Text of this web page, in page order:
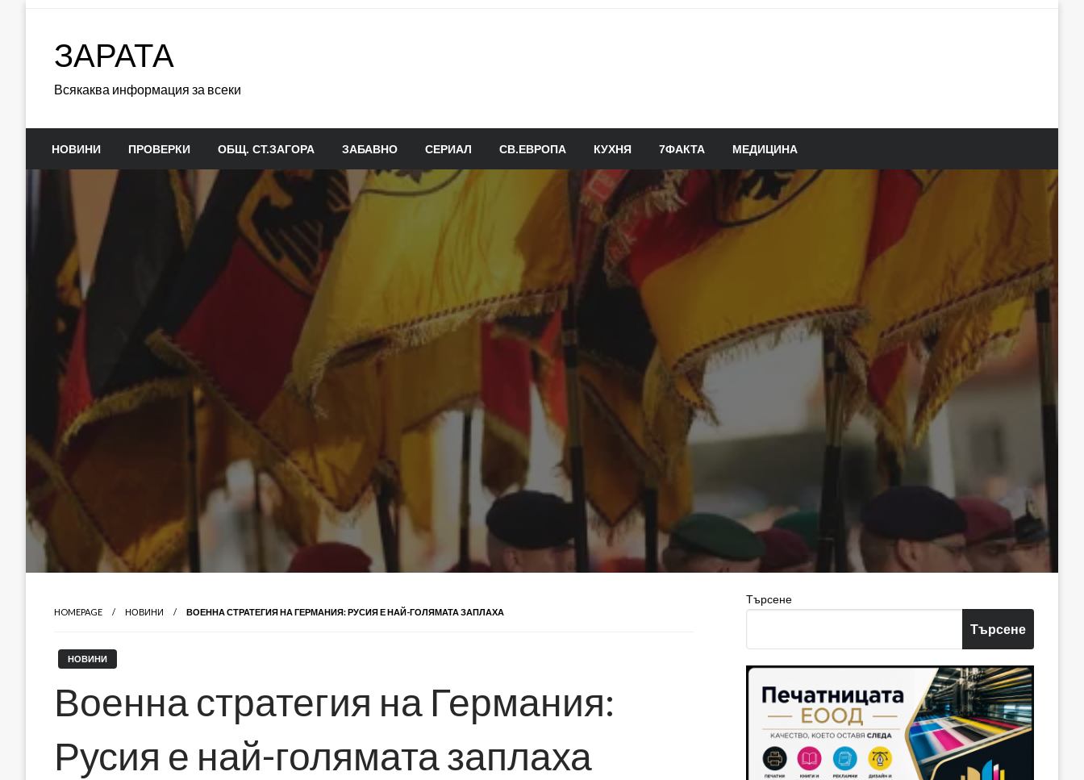
ЗАРАТА
Всякаква информация за всеки
НОВИНИ ПРОВЕРКИ ОБЩ. СТ.ЗАГОРА ЗАБАВНО СЕРИАЛ СВ.ЕВРОПА КУХНЯ 7ФАКТА МЕДИЦИНА
HOMEPAGE НОВИНИ ВОЕННА СТРАТЕГИЯ НА ГЕРМАНИЯ: РУСИЯ Е НАЙ-ГОЛЯМАТА ЗАПЛАХА
НОВИНИ
Военна стратегия на Германия:
Русия е най-голямата заплаха
Търсене
Търсене